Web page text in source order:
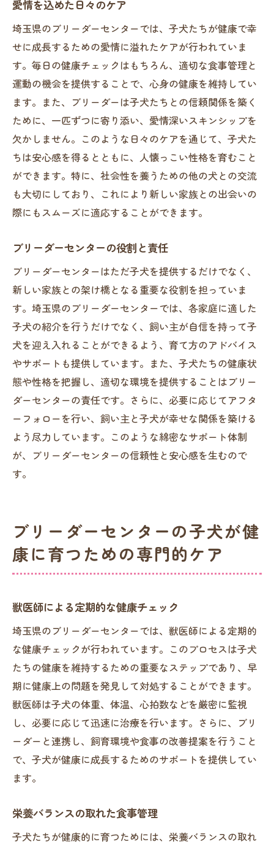
愛情を込めた日々のケア
埼玉県のブリーダーセンターでは、子犬たちが健康で幸
せに成長するための愛情に溢れたケアが行われていま
す。毎日の健康チェックはもちろん、適切な食事管理と
運動の機会を提供することで、心身の健康を維持してい
ます。また、ブリーダーは子犬たちとの信頼関係を築く
ために、一匹ずつに寄り添い、愛情深いスキンシップを
欠かしません。このような日々のケアを通じて、子犬た
ちは安心感を得るとともに、人懐っこい性格を育むこと
ができます。特に、社会性を養うための他の犬との交流
も大切にしており、これにより新しい家族との出会いの
際にもスムーズに適応することができます。
ブリーダーセンターの役割と責任
ブリーダーセンターはただ子犬を提供するだけでなく、
新しい家族との架け橋となる重要な役割を担っていま
す。埼玉県のブリーダーセンターでは、各家庭に適した
子犬の紹介を行うだけでなく、飼い主が自信を持って子
犬を迎え入れることができるよう、育て方のアドバイス
やサポートも提供しています。また、子犬たちの健康状
態や性格を把握し、適切な環境を提供することはブリー
ダーセンターの責任です。さらに、必要に応じてアフタ
ーフォローを行い、飼い主と子犬が幸せな関係を築ける
よう尽力しています。このような綿密なサポート体制
が、ブリーダーセンターの信頼性と安心感を生むので
す。
ブリーダーセンターの子犬が健
康に育つための専門的ケア
獣医師による定期的な健康チェック
埼玉県のブリーダーセンターでは、獣医師による定期的
な健康チェックが行われています。このプロセスは子犬
たちの健康を維持するための重要なステップであり、早
期に健康上の問題を発見して対処することができます。
獣医師は子犬の体重、体温、心拍数などを厳密に監視
し、必要に応じて迅速に治療を行います。さらに、ブリ
ーダーと連携し、飼育環境や食事の改善提案を行うこと
で、子犬が健康に成長するためのサポートを提供してい
ます。
栄養バランスの取れた食事管理
子犬たちが健康的に育つためには、栄養バランスの取れ